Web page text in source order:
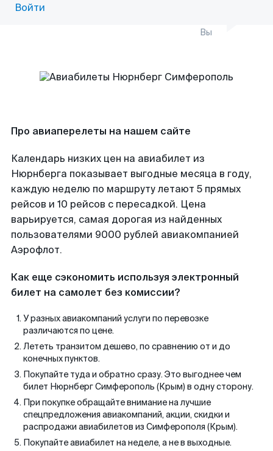
Войти
Вы
Про авиаперелеты на нашем сайте
Календарь низких цен на авиабилет из
Нюрнберга показывает выгодные месяца в году,
каждую неделю по маршруту летают 5 прямых
рейсов и 10 рейсов с пересадкой. Цена
варьируется, самая дорогая из найденных
пользователями 9000 рублей авиакомпанией
Аэрофлот.
Как еще сэкономить используя электронный
билет на самолет без комиссии?
У разных авиакомпаний услуги по перевозке
различаются по цене.
Лететь транзитом дешево, по сравнению от и до
конечных пунктов.
Покупайте туда и обратно сразу. Это выгоднее чем
билет Нюрнберг Симферополь (Крым) в одну сторону.
При покупке обращайте внимание на лучшие
спецпредложения авиакомпаний, акции, скидки и
распродажи авиабилетов из Симферополя (Крым).
Покупайте авиабилет на неделе, а не в выходные.